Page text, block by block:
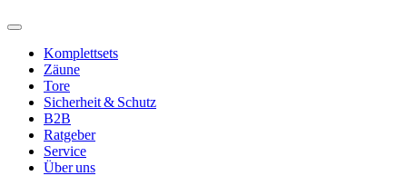
Komplettsets
Zäune
Tore
Sicherheit & Schutz
B2B
Ratgeber
Service
Über uns